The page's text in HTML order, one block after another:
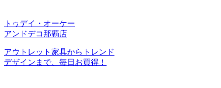
トゥデイ・オーケー
アンドデコ那覇店
アウトレット家具からトレンド
デザインまで、毎日お買得！